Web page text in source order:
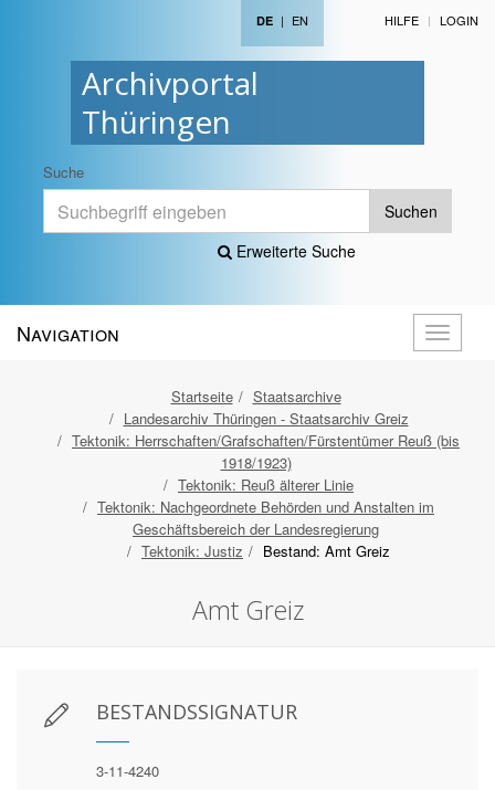
Archivportal
Thüringen
DE | EN HILFE LOGIN
Suche
Suchen
Erweiterte Suche
öffnen
Navigation
Startseite
Staatsarchive
Landesarchiv Thüringen - Staatsarchiv Greiz
Tektonik: Herrschaften/Grafschaften/Fürstentümer Reuß (bis
1918/1923)
Tektonik: Reuß älterer Linie
Tektonik: Nachgeordnete Behörden und Anstalten im
Geschäftsbereich der Landesregierung
Tektonik: Justiz
Bestand: Amt Greiz
Amt Greiz
BESTANDSSIGNATUR
3-11-4240